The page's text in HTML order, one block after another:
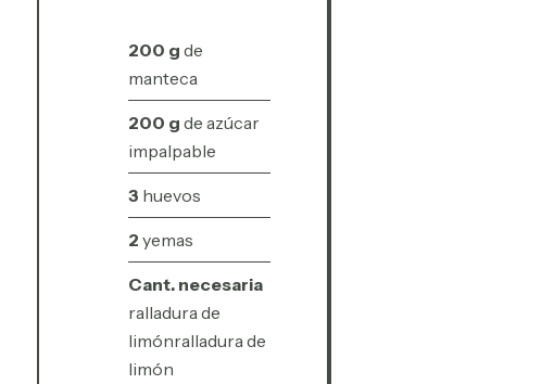
200 g de
manteca
200 g de azúcar
impalpable
3 huevos
2 yemas
Cant. necesaria
ralladura de
limónralladura de
limón